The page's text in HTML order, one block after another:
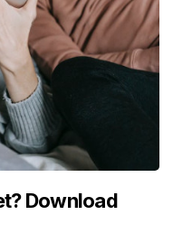
Download